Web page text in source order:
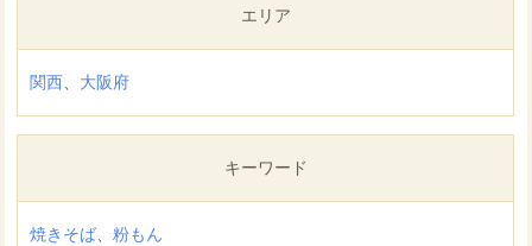
エリア
関西、 大阪府
キーワード
焼きそば、粉もん